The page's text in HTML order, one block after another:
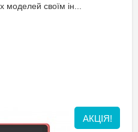
моделей своїм ін...
АКЦІЯ!